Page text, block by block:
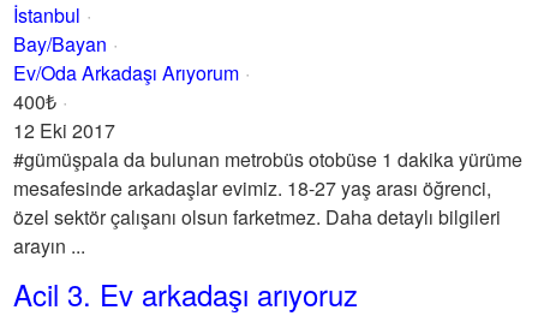
İstanbul
Bay/Bayan
Ev/Oda Arkadaşı Arıyorum
400₺
12 Eki 2017
#gümüşpala da bulunan metrobüs otobüse 1 dakika yürüme
mesafesinde arkadaşlar evimiz. 18-27 yaş arası öğrenci,
özel sektör çalışanı olsun farketmez. Daha detaylı bilgileri
arayın ...
Acil 3. Ev arkadaşı arıyoruz